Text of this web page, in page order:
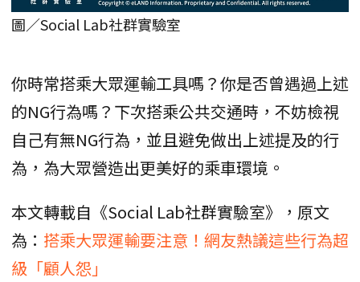
圖／Social Lab社群實驗室
你時常搭乘大眾運輸工具嗎？你是否曾遇過上述
的NG行為嗎？下次搭乘公共交通時，不妨檢視
自己有無NG行為，並且避免做出上述提及的行
為，為大眾營造出更美好的乘車環境。
本文轉載自《Social Lab社群實驗室》，原文
為： 搭乘大眾運輸要注意！網友熱議這些行為超
級「顧人怨」